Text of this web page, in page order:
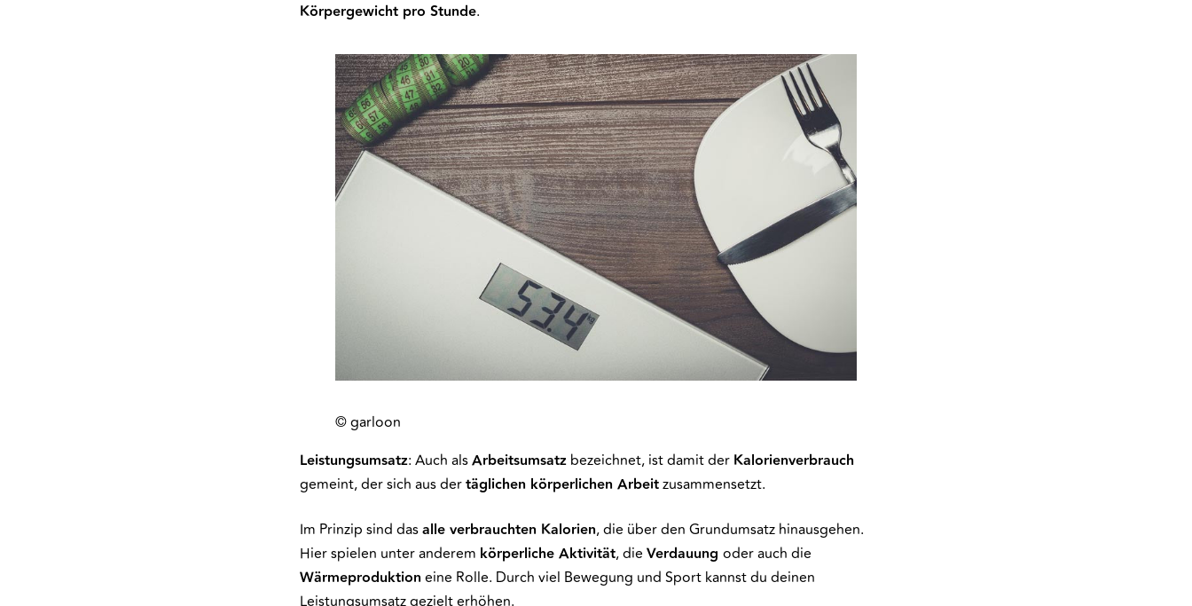
Körpergewicht pro Stunde.
© garloon
Leistungsumsatz: Auch alsArbeitsumsatz bezeichnet, ist damit der Kalorienverbrauch
gemeint, der sich aus dertäglichen körperlichen Arbeitzusammensetzt.
Im Prinzip sind dasalle verbrauchten Kalorien, die über den Grundumsatz hinausgehen.
Hier spielen unter anderem körperliche Aktivität, die Verdauung oder auch die
Wärmeproduktion eine Rolle. Durch viel Bewegung und Sport kannst du deinen
Leistungsumsatz gezielt erhöhen.